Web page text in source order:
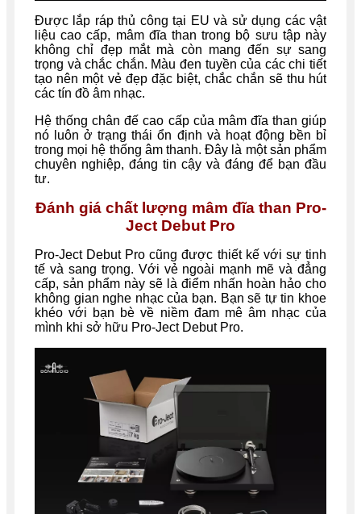
Được lắp ráp thủ công tại EU và sử dụng các vật
liệu cao cấp, mâm đĩa than trong bộ sưu tập này
không chỉ đẹp mắt mà còn mang đến sự sang
trọng và chắc chắn. Màu đen tuyền của các chi tiết
tạo nên một vẻ đẹp đặc biệt, chắc chắn sẽ thu hút
các tín đồ âm nhạc.
Hệ thống chân đế cao cấp của mâm đĩa than giúp
nó luôn ở trạng thái ổn định và hoạt động bền bỉ
trong mọi hệ thống âm thanh. Đây là một sản phẩm
chuyên nghiệp, đáng tin cậy và đáng để bạn đầu
tư.
Đánh giá chất lượng mâm đĩa than Pro-
Ject Debut Pro
Pro-Ject Debut Pro cũng được thiết kế với sự tinh
tế và sang trọng. Với vẻ ngoài mạnh mẽ và đẳng
cấp, sản phẩm này sẽ là điểm nhấn hoàn hảo cho
không gian nghe nhạc của bạn. Bạn sẽ tự tin khoe
khéo với bạn bè về niềm đam mê âm nhạc của
mình khi sở hữu Pro-Ject Debut Pro.